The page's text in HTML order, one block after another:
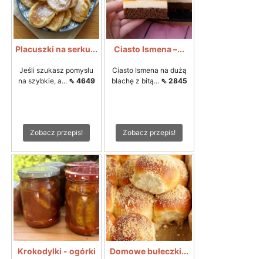
Placuszki na serku...
Jeśli szukasz pomysłu
na szybkie, a... ⇖ 4649
Zobacz przepis!
Ciasto Ismena –...
Ciasto Ismena na dużą
blachę z bitą... ⇖ 2845
Zobacz przepis!
Krokodylki - ogórki
Domowe bułeczki...